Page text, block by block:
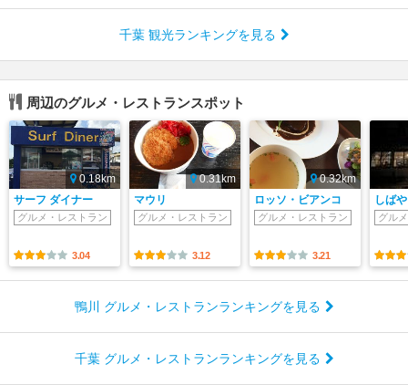
千葉 観光ランキングを見る
周辺のグルメ・レストランスポット
0.18km
サーフ ダイナー
グルメ・レストラン
3.04
0.31km
マウリ
グルメ・レストラン
3.12
0.32km
ロッソ・ビアンコ
グルメ・レストラン
3.21
しば
グル
鴨川 グルメ・レストランランキングを見る
千葉 グルメ・レストランランキングを見る